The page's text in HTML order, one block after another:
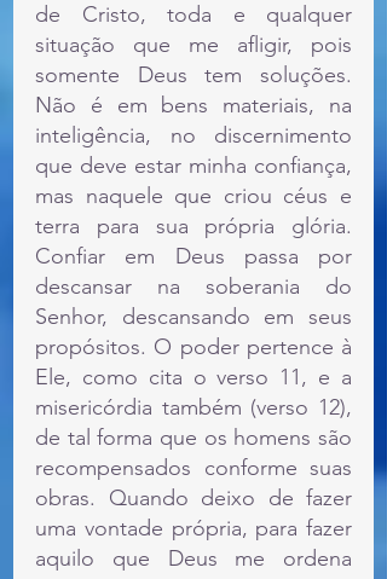
de Cristo, toda e qualquer
situação que me afligir, pois
somente Deus tem soluções.
Não é em bens materiais, na
inteligência, no discernimento
que deve estar minha confiança,
mas naquele que criou céus e
terra para sua própria glória.
Confiar em Deus passa por
descansar na soberania do
Senhor, descansando em seus
propósitos. O poder pertence à
Ele, como cita o verso 11, e a
misericórdia também (verso 12),
de tal forma que os homens são
recompensados conforme suas
obras. Quando deixo de fazer
uma vontade própria, para fazer
aquilo que Deus me ordena